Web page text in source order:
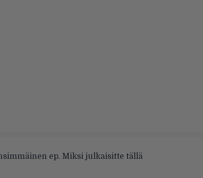
ep. Miksi julkaisitte tällä